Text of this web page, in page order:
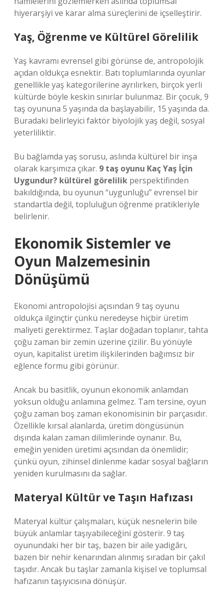
hiyerarşiyi ve karar alma süreçlerini de içselleştirir.
Yaş, Öğrenme ve Kültürel Görelilik
Yaş kavramı evrensel gibi görünse de, antropolojik
açıdan oldukça esnektir. Batı toplumlarında oyunlar
genellikle yaş kategorilerine ayrılırken, birçok yerli
kültürde böyle keskin sınırlar bulunmaz. Bir çocuk, 9
taş oyununa 5 yaşında da başlayabilir, 15 yaşında da.
Buradaki belirleyici faktör biyolojik yaş değil, sosyal
yeterliliktir.
Bu bağlamda yaş sorusu, aslında kültürel bir inşa
olarak karşımıza çıkar. 9 taş oyunu Kaç Yaş İçin
Uygundur? kültürel görelilik perspektifinden
bakıldığında, bu oyunun “uygunluğu” evrensel bir
standartla değil, topluluğun öğrenme pratikleriyle
belirlenir.
Ekonomik Sistemler ve
Oyun Malzemesinin
Dönüşümü
Ekonomi antropolojisi açısından 9 taş oyunu
oldukça ilginçtir çünkü neredeyse hiçbir üretim
maliyeti gerektirmez. Taşlar doğadan toplanır, tahta
çoğu zaman bir zemin üzerine çizilir. Bu yönüyle
oyun, kapitalist üretim ilişkilerinden bağımsız bir
eğlence formu gibi görünür.
Ancak bu basitlik, oyunun ekonomik anlamdan
yoksun olduğu anlamına gelmez. Tam tersine, oyun
çoğu zaman boş zaman ekonomisinin bir parçasıdır.
Özellikle kırsal alanlarda, üretim döngüsünün
dışında kalan zaman dilimlerinde oynanır. Bu,
emeğin yeniden üretimi açısından da önemlidir;
çünkü oyun, zihinsel dinlenme kadar sosyal bağların
yeniden kurulmasını da sağlar.
Materyal Kültür ve Taşın Hafızası
Materyal kültür çalışmaları, küçük nesnelerin bile
büyük anlamlar taşıyabileceğini gösterir. 9 taş
oyunundaki her bir taş, bazen bir aile yadigârı,
bazen bir nehir kenarından alınmış sıradan bir çakıl
taşıdır. Ancak bu taşlar zamanla kişisel ve toplumsal
hafızanın taşıyıcısına dönüşür.